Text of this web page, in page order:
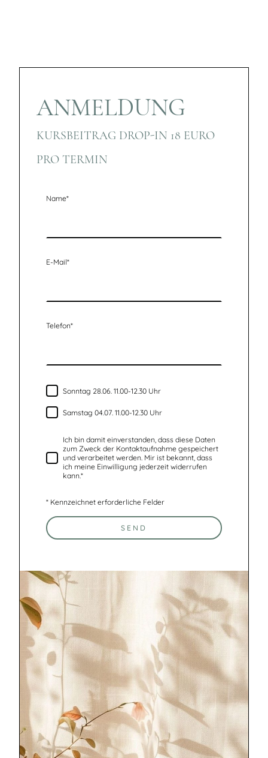
ANMELDUNG
KURSBEITRAG DROP-IN 18 EURO
PRO TERMIN
Name*
E-Mail*
Telefon*
Sonntag 28.06. 11.00-12.30 Uhr
Samstag 04.07. 11.00-12.30 Uhr
Ich bin damit einverstanden, dass diese Daten
zum Zweck der Kontaktaufnahme gespeichert
und verarbeitet werden. Mir ist bekannt, dass
ich meine Einwilligung jederzeit widerrufen
kann.*
* Kennzeichnet erforderliche Felder
SEND